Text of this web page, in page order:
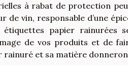
à rabat de protection
de vin, responsable d’une
papier rainurées
de vos produits et de
et sa matière